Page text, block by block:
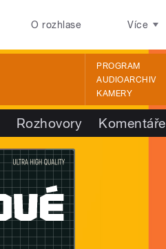
O rozhlase Více
PROGRAM
AUDIOARCHIV
KAMERY
Rozhovory Komentáře